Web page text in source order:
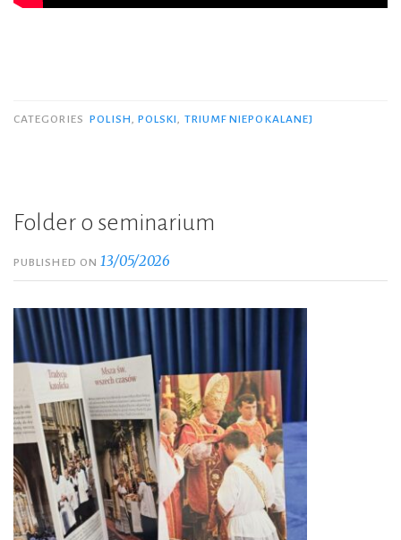
CATEGORIES POLISH, POLSKI, TRIUMF NIEPOKALANEJ
Folder o seminarium
PUBLISHED ON13/05/2026